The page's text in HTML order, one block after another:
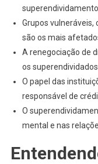
Grupos vulneráveis,
são os mais
A renegociação de
os
O papel das
responsável de
O
mental e nas